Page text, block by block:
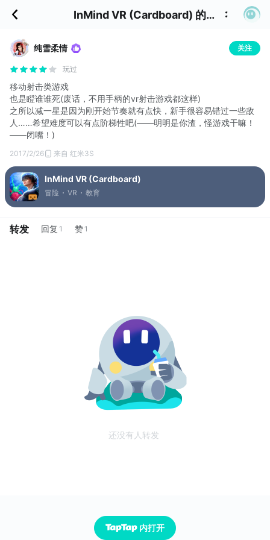
InMind VR (Cardboard) 的评价
纯雪柔情 关注
玩过
移动射击类游戏
也是瞪谁谁死(废话，不用手柄的vr射击游戏都这样)
之所以减一星是因为刚开始节奏就有点快，新手很容易错过一些敌
人……希望难度可以有点阶梯性吧(——明明是你渣，怪游戏干嘛！
——闭嘴！)
2017/2/26 来自 红米3S
InMind VR (Cardboard)
冒险 VR 教育
转发 回复 1 赞 1
还没有人转发
内打开